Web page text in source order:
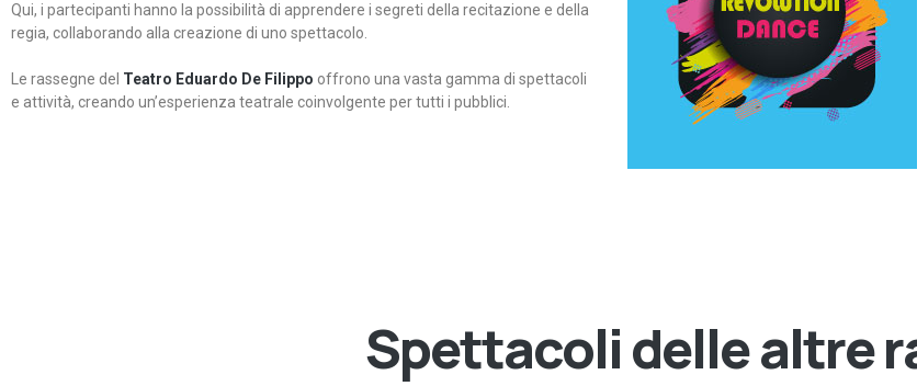
Qui, i partecipanti hanno la possibilità di apprendere i segreti della recitazione e della
regia, collaborando alla creazione di uno spettacolo.
Le rassegne del Teatro Eduardo De Filippo offrono una vasta gamma di spettacoli
e attività, creando un’esperienza teatrale coinvolgente per tutti i pubblici.
Revolution Dance
Rassegna di danza
contemporanea – I Edizione
Spettacoli delle altre